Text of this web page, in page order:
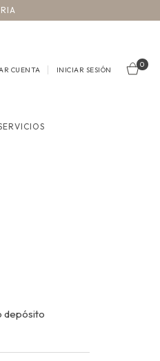
CUENTA INICIAR SESIÓN
0
depósito